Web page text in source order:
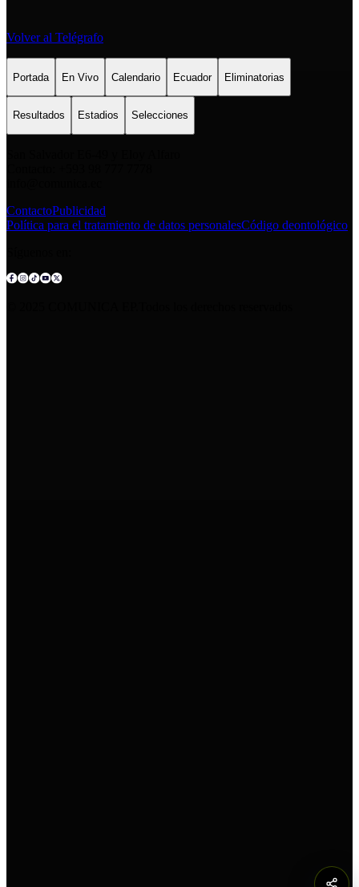
Volver al Telégrafo
Portada En Vivo Calendario Ecuador Eliminatorias
Resultados Estadios Selecciones
ContactoPublicidad
Política para el tratamiento de datos personalesCódigo deontológico